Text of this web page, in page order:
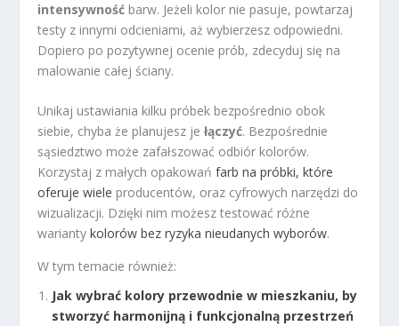
intensywność barw. Jeżeli kolor nie pasuje, powtarzaj
testy z innymi odcieniami, aż wybierzesz odpowiedni.
Dopiero po pozytywnej ocenie prób, zdecyduj się na
malowanie całej ściany.
Unikaj ustawiania kilku próbek bezpośrednio obok
siebie, chyba że planujesz jełączyć. Bezpośrednie
sąsiedztwo może zafałszować odbiór kolorów.
Korzystaj z małych opakowańfarb na próbki, które
oferuje wiele producentów, oraz cyfrowych narzędzi do
wizualizacji. Dzięki nim możesz testować różne
wariantykolorów bez ryzyka nieudanych wyborów.
W tym temacie również:
Jak wybrać kolory przewodnie w mieszkaniu, by
stworzyć harmonijną i funkcjonalną przestrzeń